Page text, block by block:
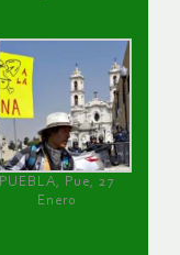
PUEBLA, Pue, 27
Enero